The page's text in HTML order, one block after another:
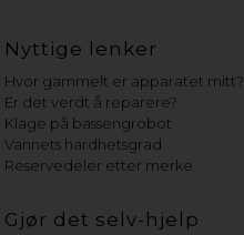
Nyttige lenker
Hvor gammelt er apparatet mitt?
Er det verdt å reparere?
Klage på bassengrobot
Vannets hardhetsgrad
Reservedeler etter merke
Gjør det selv-hjelp